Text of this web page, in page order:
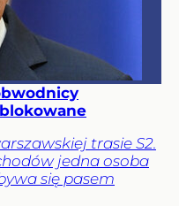
trasie S2.
jedna osoba
się pasem